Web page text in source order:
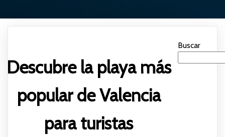
Descubre la playa más
popular de Valencia
para turistas
Buscar